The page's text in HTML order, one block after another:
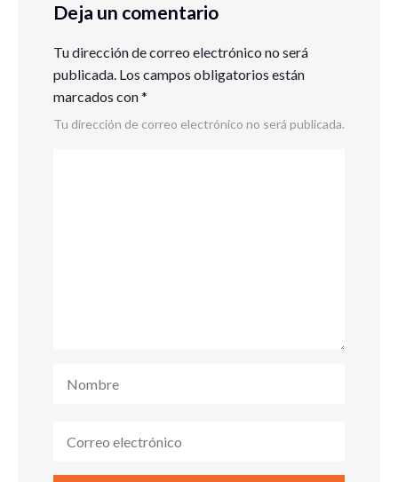
Deja un comentario
Tu dirección de correo electrónico no será
publicada. Los campos obligatorios están
marcados con*
Tu dirección de correo electrónico no será publicada.